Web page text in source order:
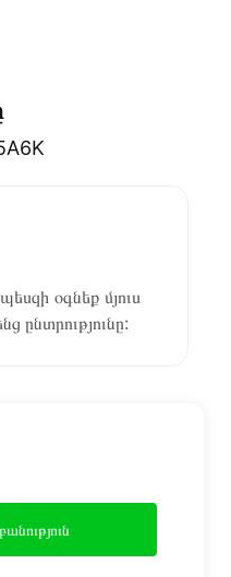
օգնեք մյուս
ընտրությունը: